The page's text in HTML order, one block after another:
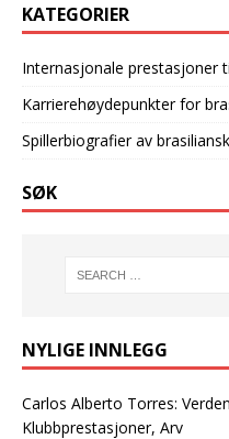
KATEGORIER
Internasjonale prestasjoner
Karrierehøydepunkter for
Spillerbiografier av
SØK
NYLIGE INNLEGG
Carlos Alberto Torres:
Klubbprestasjoner, Arv